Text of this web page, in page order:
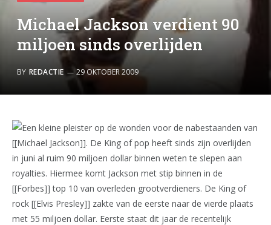
Michael Jackson verdient 90
miljoen sinds overlijden
BY REDACTIE 29 OKTOBER 2009
Een kleine pleister op de wonden voor de nabestaanden van
[[Michael Jackson]]. De King of pop heeft sinds zijn overlijden
in juni al ruim 90 miljoen dollar binnen weten te slepen aan
royalties. Hiermee komt Jackson met stip binnen in de
[[Forbes]] top 10 van overleden grootverdieners. De King of
rock [[Elvis Presley]] zakte van de eerste naar de vierde plaats
met 55 miljoen dollar. Eerste staat dit jaar de recentelijk